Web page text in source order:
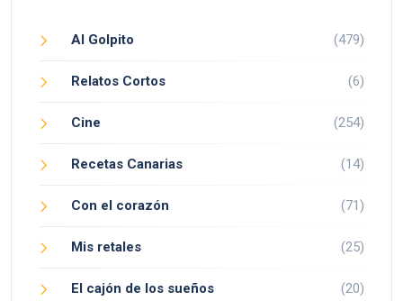
Al Golpito (479)
Relatos Cortos (6)
Cine (254)
Recetas Canarias (14)
Con el corazón (71)
Mis retales (25)
El cajón de los sueños (20)